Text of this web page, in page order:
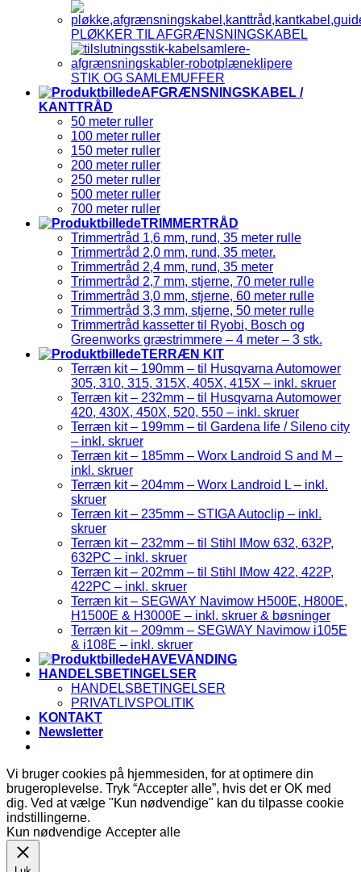
PLØKKER TIL AFGRÆNSNINGSKABEL
STIK OG SAMLEMUFFER
AFGRÆNSNINGSKABEL /
KANTTRÅD
50 meter ruller
100 meter ruller
150 meter ruller
200 meter ruller
250 meter ruller
500 meter ruller
700 meter ruller
TRIMMERTRÅD
Trimmertråd 1,6 mm, rund, 35 meter rulle
Trimmertråd 2,0 mm, rund, 35 meter.
Trimmertråd 2,4 mm, rund, 35 meter
Trimmertråd 2,7 mm, stjerne, 70 meter rulle
Trimmertråd 3,0 mm, stjerne, 60 meter rulle
Trimmertråd 3,3 mm, stjerne, 50 meter rulle
Trimmertråd kassetter til Ryobi, Bosch og
Greenworks græstrimmere – 4 meter – 3 stk.
TERRÆN KIT
Terræn kit – 190mm – til Husqvarna Automower
305, 310, 315, 315X, 405X, 415X – inkl. skruer
Terræn kit – 232mm – til Husqvarna Automower
420, 430X, 450X, 520, 550 – inkl. skruer
Terræn kit – 199mm – til Gardena life / Sileno city
– inkl. skruer
Terræn kit – 185mm – Worx Landroid S and M –
inkl. skruer
Terræn kit – 204mm – Worx Landroid L – inkl.
skruer
Terræn kit – 235mm – STIGA Autoclip – inkl.
skruer
Terræn kit – 232mm – til Stihl IMow 632, 632P,
632PC – inkl. skruer
Terræn kit – 202mm – til Stihl IMow 422, 422P,
422PC – inkl. skruer
Terræn kit – SEGWAY Navimow H500E, H800E,
H1500E & H3000E – inkl. skruer & bøsninger
Terræn kit – 209mm – SEGWAY Navimow i105E
& i108E – inkl. skruer
HAVEVANDING
HANDELSBETINGELSER
HANDELSBETINGELSER
PRIVATLIVSPOLITIK
KONTAKT
Newsletter
Vi bruger cookies på hjemmesiden, for at optimere din
brugeroplevelse. Tryk “Accepter alle”, hvis det er OK med
dig. Ved at vælge "Kun nødvendige" kan du tilpasse cookie
indstillingerne.
Kun nødvendige Accepter alle